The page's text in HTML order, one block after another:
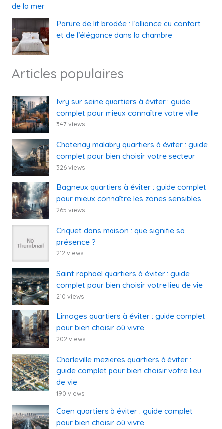
de la mer
Parure de lit brodée : l’alliance du confort
et de l’élégance dans la chambre
Articles populaires
Ivry sur seine quartiers à éviter : guide
complet pour mieux connaître votre ville
347 views
Chatenay malabry quartiers à éviter : guide
complet pour bien choisir votre secteur
326 views
Bagneux quartiers à éviter : guide complet
pour mieux connaître les zones sensibles
265 views
Criquet dans maison : que signifie sa
présence ?
212 views
Saint raphael quartiers à éviter : guide
complet pour bien choisir votre lieu de vie
210 views
Limoges quartiers à éviter : guide complet
pour bien choisir où vivre
202 views
Charleville mezieres quartiers à éviter :
guide complet pour bien choisir votre lieu
de vie
190 views
Caen quartiers à éviter : guide complet
pour bien choisir où vivre